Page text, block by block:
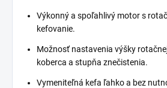
Výkonný a spoľahlivý motor s
kefovanie.
Možnosť nastavenia výšky
koberca a stupňa znečistenia.
Vymeniteľná kefa ľahko a bez